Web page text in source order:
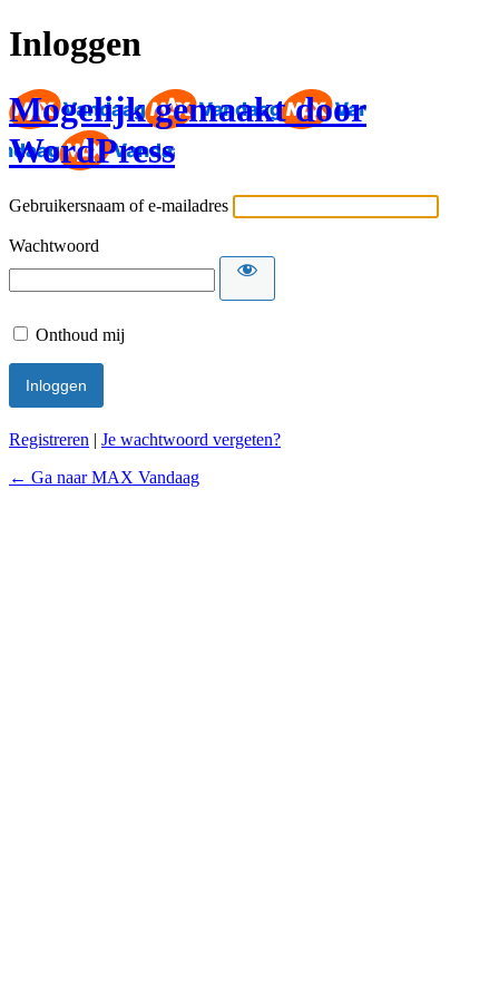
Inloggen
Mogelijk gemaakt door
WordPress
Gebruikersnaam of e-mailadres
Wachtwoord
Onthoud mij
Registreren | Je wachtwoord vergeten?
← Ga naar MAX Vandaag